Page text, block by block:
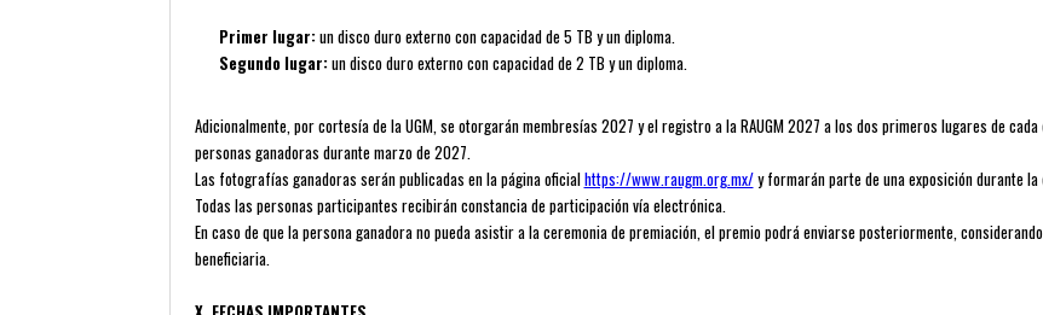
Primer lugar:un disco duro externo con capacidad de 5 TB y un diploma.
Segundo lugar:un disco duro externo con capacidad de 2 TB y un diploma.
Adicionalmente, por cortesía de la UGM, se otorgarán membresías 2027 y el registro a la RAUGM 2027 a los dos primeros lugares de
personas ganadoras durante marzo de 2027.
Las fotografías ganadoras serán publicadas en la página oficialhttps://www.raugm.org.mx/y formarán parte de una exposición durante
Todas las personas participantes recibirán constancia de participación vía electrónica.
En caso de que la persona ganadora no pueda asistir a la ceremonia de premiación, el premio podrá enviarse posteriormente,
beneficiaria.